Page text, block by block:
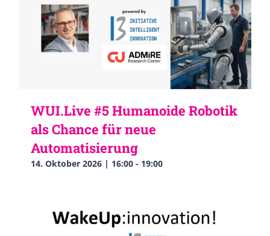
WUI.Live #5 Humanoide Robotik
als Chance für neue
Automatisierung
14. Oktober 2026 | 16:00 - 19:00